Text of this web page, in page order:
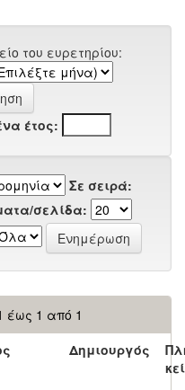
του ευρετηρίου:
έτος:
Σε σειρά:
σελίδα:
έως 1 από 1
Δημιουργός